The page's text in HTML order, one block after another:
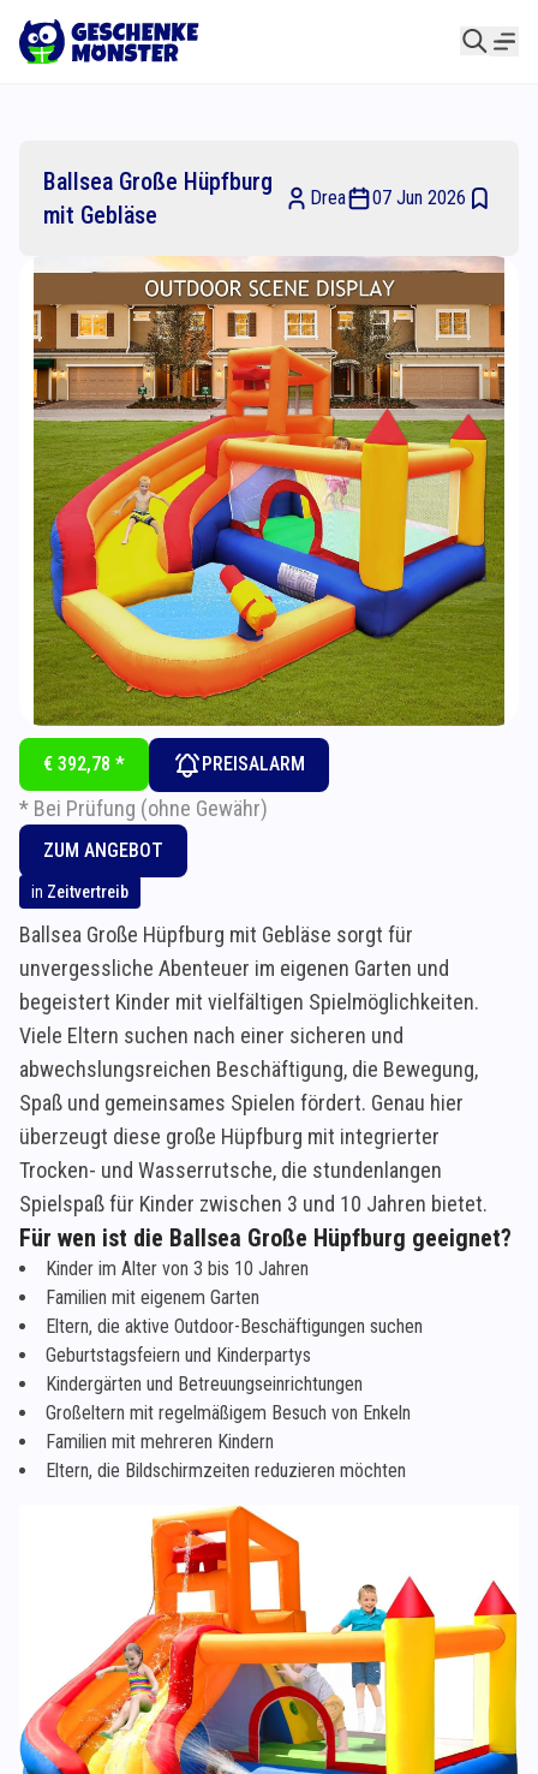
Ballsea Große Hüpfburg
mit Gebläse
Drea 07 Jun 2026
€ 392,78 * PREISALARM
* Bei Prüfung (ohne Gewähr)
ZUM ANGEBOT
in Zeitvertreib
Ballsea Große Hüpfburg mit Gebläse sorgt für
unvergessliche Abenteuer im eigenen Garten und
begeistert Kinder mit vielfältigen Spielmöglichkeiten.
Viele Eltern suchen nach einer sicheren und
abwechslungsreichen Beschäftigung, die Bewegung,
Spaß und gemeinsames Spielen fördert. Genau hier
überzeugt diese große Hüpfburg mit integrierter
Trocken- und Wasserrutsche, die stundenlangen
Spielspaß für Kinder zwischen 3 und 10 Jahren bietet.
Für wen ist die Ballsea Große Hüpfburg geeignet?
Kinder im Alter von 3 bis 10 Jahren
Familien mit eigenem Garten
Eltern, die aktive Outdoor-Beschäftigungen suchen
Geburtstagsfeiern und Kinderpartys
Kindergärten und Betreuungseinrichtungen
Großeltern mit regelmäßigem Besuch von Enkeln
Familien mit mehreren Kindern
Eltern, die Bildschirmzeiten reduzieren möchten